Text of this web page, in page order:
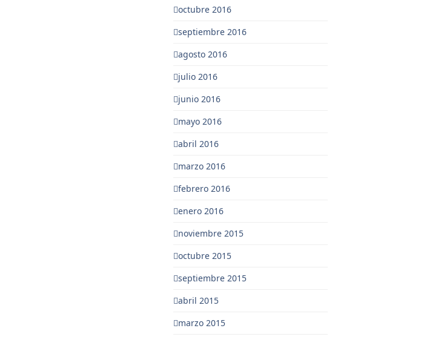
octubre 2016
septiembre 2016
agosto 2016
julio 2016
junio 2016
mayo 2016
abril 2016
marzo 2016
febrero 2016
enero 2016
noviembre 2015
octubre 2015
septiembre 2015
abril 2015
marzo 2015